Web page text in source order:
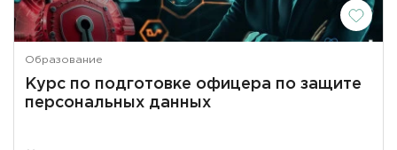
Образование
Курс по подготовке офицера по защите
персональных данных